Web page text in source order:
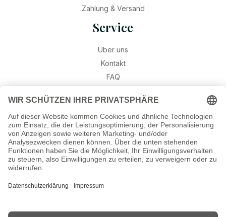
Zahlung & Versand
Service
Über uns
Kontakt
FAQ
Widerruf
Ratgeber
Geburtssteine
Gravur – Schriften & Hinweise